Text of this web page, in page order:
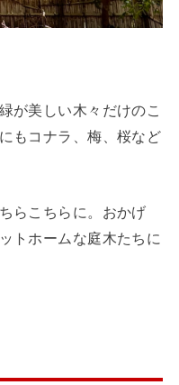
が美しい木々だけのこ
もコナラ、梅、桜など
らこちらに。おかげ
トホームな庭木たちに